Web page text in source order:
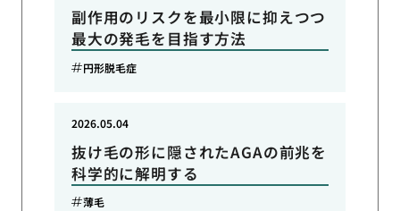
副作用のリスクを最小限に抑えつつ
最大の発毛を目指す方法
円形脱毛症
抜け毛の形に隠されたAGAの前兆を
科学的に解明する
2026.05.04
薄毛